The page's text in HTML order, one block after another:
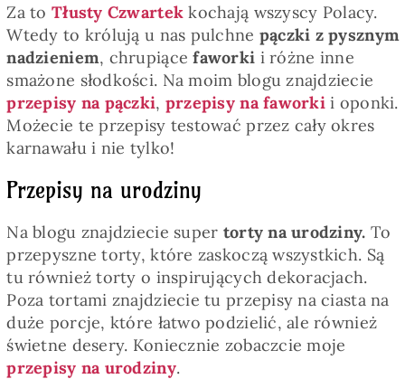
Za toTłusty Czwartek kochają wszyscy Polacy.
Wtedy to królują u nas pulchne pączki z pysznym
nadzieniem, chrupiące faworki i różne inne
smażone słodkości. Na moim blogu znajdziecie
przepisy na pączki, przepisy na faworkii oponki.
Możecie te przepisy testować przez cały okres
karnawału i nie tylko!
Przepisy na urodziny
Na blogu znajdziecie super torty na urodziny. To
przepyszne torty, które zaskoczą wszystkich. Są
tu również torty o inspirujących dekoracjach.
Poza tortami znajdziecie tu przepisy na ciasta na
duże porcje, które łatwo podzielić, ale również
świetne desery. Koniecznie zobaczcie moje
przepisy na urodziny.